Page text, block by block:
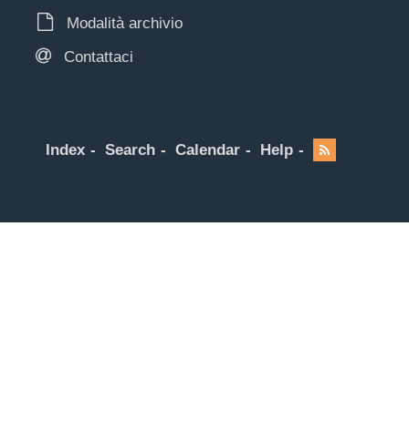
Modalità archivio
Contattaci
Index Search Calendar Help